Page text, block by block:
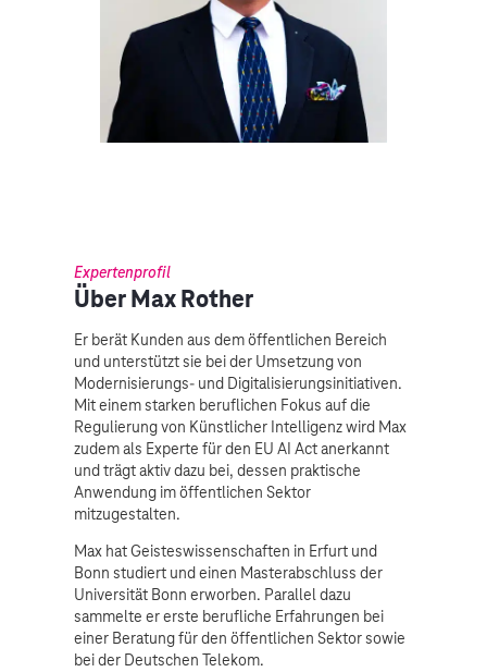
Expertenprofil
Über Max Rother
Er berät Kunden aus dem öffentlichen Bereich
und unterstützt sie bei der Umsetzung von
Modernisierungs- und Digitalisierungsinitiativen.
Mit einem starken beruflichen Fokus auf die
Regulierung von Künstlicher Intelligenz wird Max
zudem als Experte für den EU AI Act anerkannt
und trägt aktiv dazu bei, dessen praktische
Anwendung im öffentlichen Sektor
mitzugestalten.
Max hat Geisteswissenschaften in Erfurt und
Bonn studiert und einen Masterabschluss der
Universität Bonn erworben. Parallel dazu
sammelte er erste berufliche Erfahrungen bei
einer Beratung für den öffentlichen Sektor sowie
bei der Deutschen Telekom.